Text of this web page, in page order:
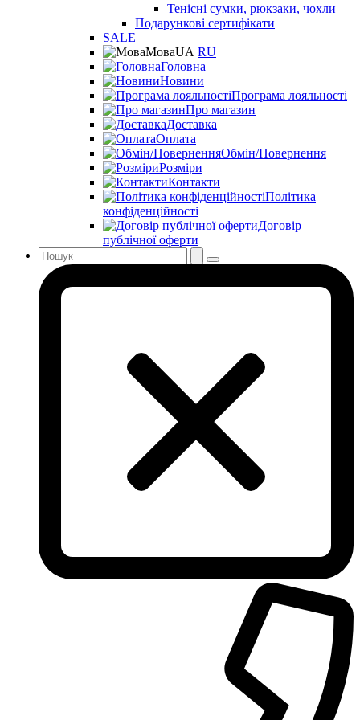
Тенісні сумки, рюкзаки, чохли
Подарункові сертифікати
SALE
МоваUA RU
Головна
Новини
Програма лояльності
Про магазин
Доставка
Оплата
Обмін/Повернення
Розміри
Контакти
Політика
конфіденційності
Договір
публічної оферти